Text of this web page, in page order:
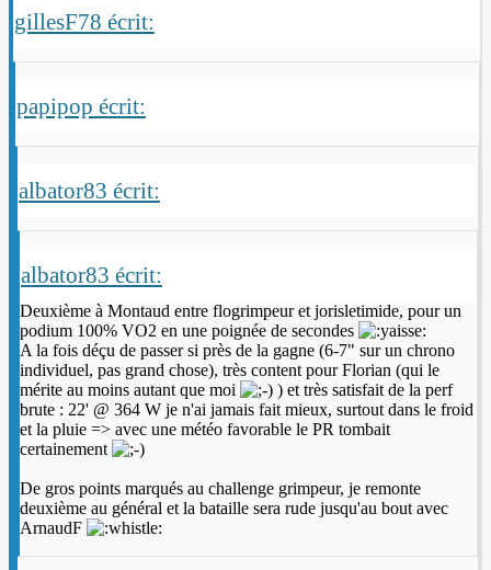
gillesF78 écrit:
papipop écrit:
albator83 écrit:
albator83 écrit:
Deuxième à Montaud entre flogrimpeur et jorisletimide, pour un
podium 100% VO2 en une poignée de secondes
A la fois déçu de passer si près de la gagne (6-7" sur un chrono
individuel, pas grand chose), très content pour Florian (qui le
mérite au moins autant que moi
) et très satisfait de la perf
brute : 22' @ 364 W je n'ai jamais fait mieux, surtout dans le froid
et la pluie => avec une météo favorable le PR tombait
certainement
De gros points marqués au challenge grimpeur, je remonte
deuxième au général et la bataille sera rude jusqu'au bout avec
ArnaudF